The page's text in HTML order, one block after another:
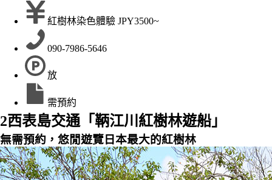
紅樹林染色體驗 JPY3500~
090-7986-5646
放
需預約
2西表島交通「鞆江川紅樹林遊船」
無需預約，悠閒遊覽日本最大的紅樹林